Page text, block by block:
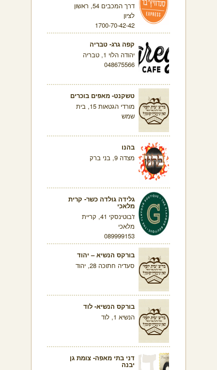
דרך המכבים 54, ראשון
לציון
1700-70-42-42
קפה גרג- טבריה
יהודה הלוי 1, טבריה
048675566
טשקנט- מאפים בוכרים
מורדי הגטאות 15, בית
שמש
בהנו
מצדה 9, בני ברק
גלידה גולדה כשר- קרית
מלאכי
ז'בוטינסקי 41, קריית
מלאכי
089999153
בורקס הנשיא – יהוד
סעדיה חתוכה 28, יהוד
בורקס הנשיא- לוד
הנשיא 1, לוד
דני בתי מאפה- צומת גן
יבנה